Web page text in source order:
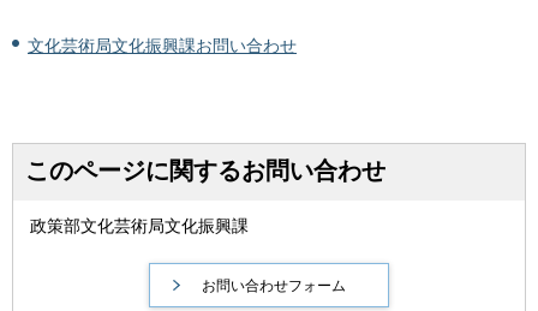
文化芸術局文化振興課お問い合わせ
このページに関するお問い合わせ
政策部文化芸術局文化振興課